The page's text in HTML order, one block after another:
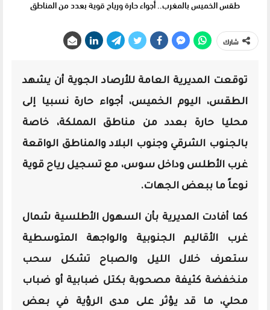
طقس الخميس بالمغرب.. أجواء حارة ورياح قوية بعدد من المناطق
شارك
توقعت المديرية العامة للأرصاد الجوية أن يشهد
الطقس، اليوم الخميس، أجواء حارة نسبيا إلى
محليا حارة بعدد من مناطق المملكة، خاصة
بالجنوب الشرقي وجنوب البلاد والمناطق الواقعة
غرب الأطلس وداخل سوس، مع تسجيل رياح قوية
نوعاً ما ببعض الجهات.
كما أفادت المديرية بأن السهول الأطلسية شمال
غرب الأقاليم الجنوبية والواجهة المتوسطية
ستعرف خلال الليل والصباح تشكل سحب
منخفضة كثيفة مصحوبة بكتل ضبابية أو ضباب
محلي، ما قد يؤثر على مدى الرؤية في بعض